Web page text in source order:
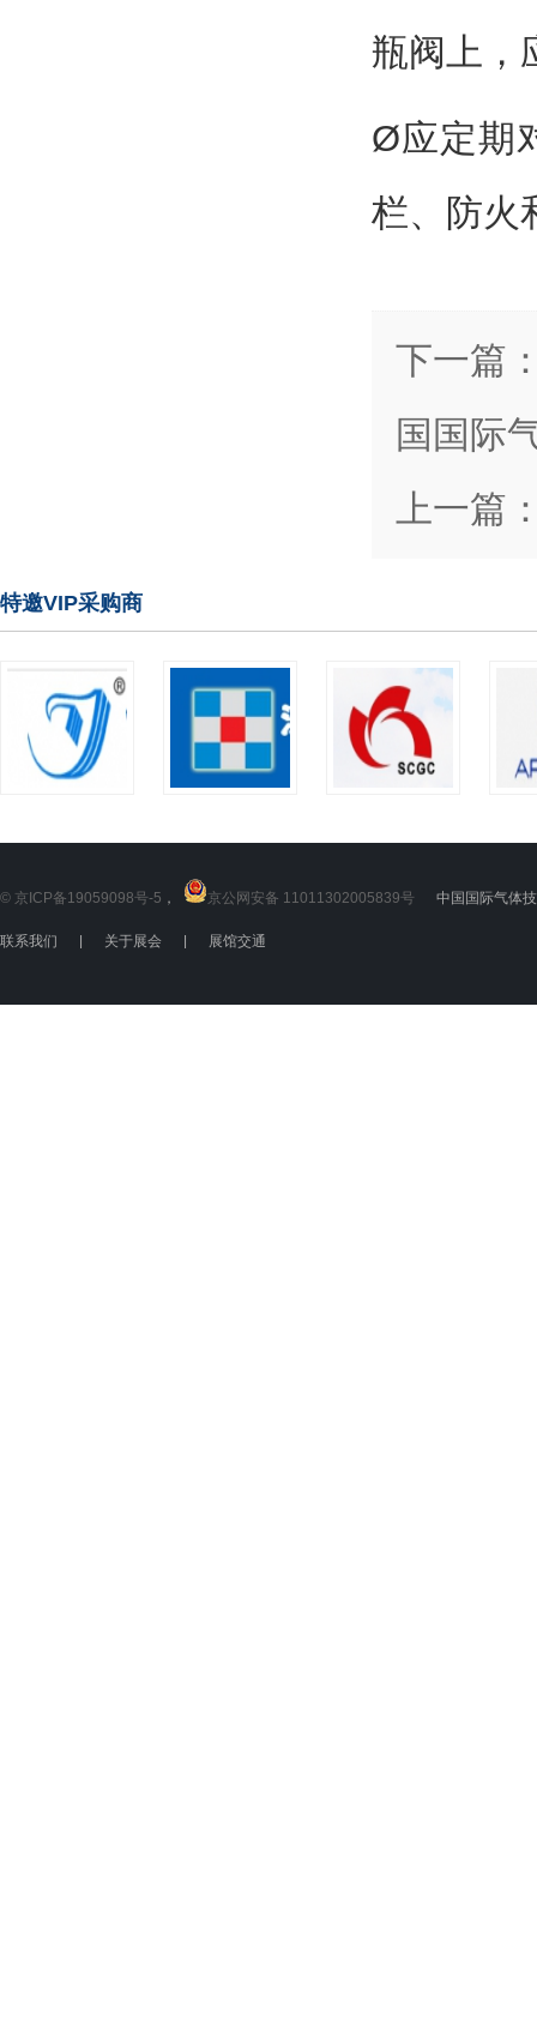
瓶阀上，
Ø应定期
栏、防火
下一篇
国国际
上一篇
特邀VIP采购商
© 京ICP备19059098号-5 ， 京公网安备 11011302005839号 中国国际气体技
联系我们 关于展会 展馆交通